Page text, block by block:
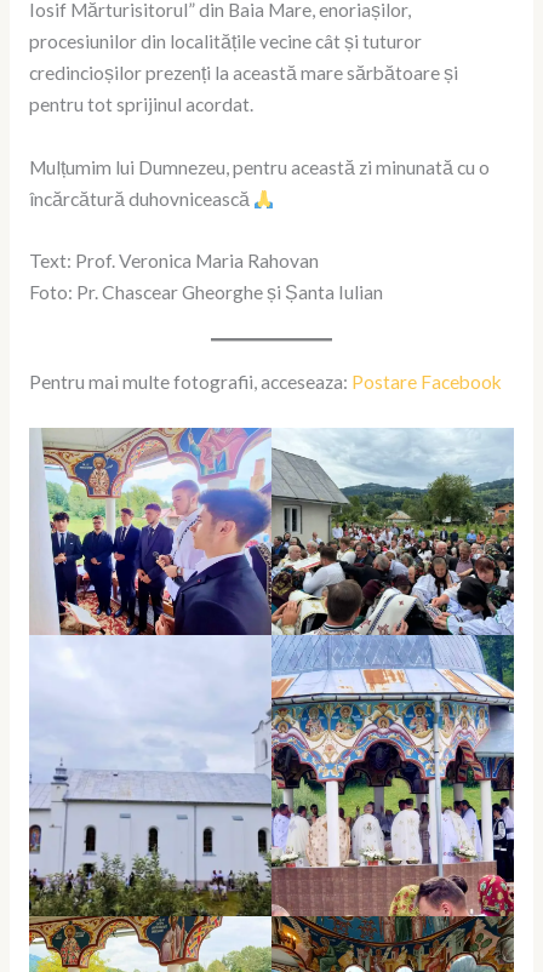
Iosif Mărturisitorul” din Baia Mare, enoriașilor,
procesiunilor din localitățile vecine cât și tuturor
credincioșilor prezenți la această mare sărbătoare și
pentru tot sprijinul acordat.
Mulțumim lui Dumnezeu, pentru această zi minunată cu o
încărcătură duhovnicească
Text: Prof. Veronica Maria Rahovan
Foto: Pr. Chascear Gheorghe și Șanta Iulian
Pentru mai multe fotografii, acceseaza: Postare Facebook